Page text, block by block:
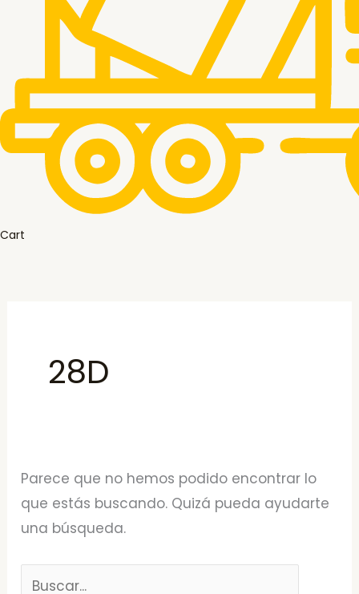
Cart
28D
Parece que no hemos podido encontrar lo
que estás buscando. Quizá pueda ayudarte
una búsqueda.